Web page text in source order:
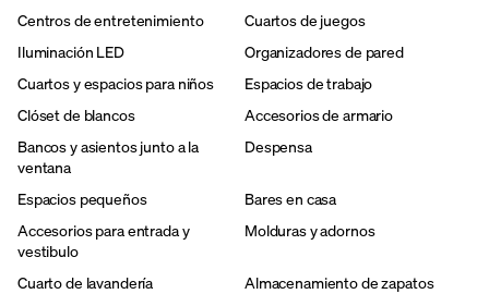
Centros de entretenimiento
Cuartos de juegos
Iluminación LED
Organizadores de pared
Cuartos y espacios para niños
Espacios de trabajo
Clóset de blancos
Accesorios de armario
Bancos y asientos junto a la
ventana
Despensa
Espacios pequeños
Bares en casa
Accesorios para entrada y
vestibulo
Molduras y adornos
Cuarto de lavandería
Almacenamiento de zapatos